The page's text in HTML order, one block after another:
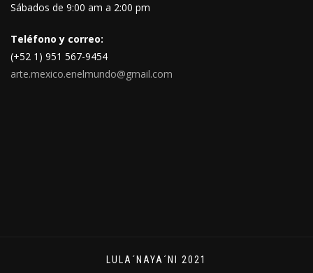
Sábados de 9:00 am a 2:00 pm
Teléfono y correo:
(+52 1) 951 567-9454
arte.mexico.enelmundo@gmail.com
LULA´NAYA´NI 2021